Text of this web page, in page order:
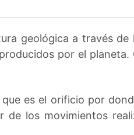
geológica a través de
por el planeta.
es el orificio por
de los movimientos